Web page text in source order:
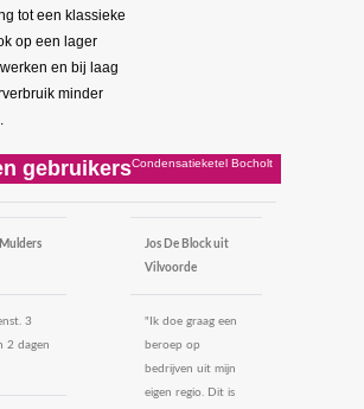
tot een klassieke
op een lager
en bij laag
minder
gebruikersCondensatieketel Bocholt
3
2 dagen
Jos De Block uit
Vilvoorde
"Ik doe graag een
beroep op
bedrijven uit mijn
eigen regio. Dit is